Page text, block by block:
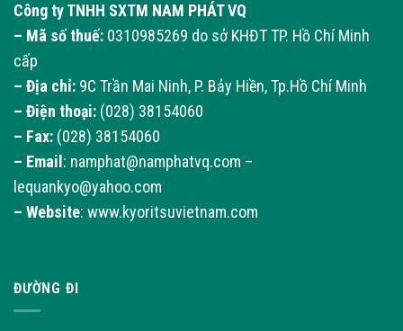
Công ty TNHH SXTM NAM PHÁT VQ
– Mã số thuế: 0310985269 do sở KHĐT TP. Hồ Chí Minh
cấp
– Địa chỉ: 9C Trần Mai Ninh, P. Bảy Hiền, Tp.Hồ Chí Minh
– Điện thoại: (028) 38154060
– Fax: (028) 38154060
– Email : namphat@namphatvq.com –
lequankyo@yahoo.com
– Website: www.kyoritsuvietnam.com
ĐƯỜNG ĐI